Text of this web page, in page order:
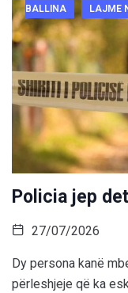
BALLINA LAJME
Policia jep
27/07/2026
Dy persona kanë
përleshjeje që ka